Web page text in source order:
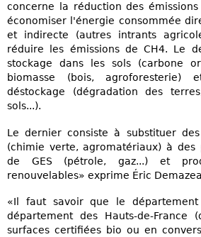
concerne la réduction des émissions
économiser l'énergie consommée
et indirecte (autres intrants
réduire les émissions de CH4. Le
stockage dans les sols (carbone
biomasse (bois,
déstockage (dégradation des
sols...).
Le dernier consiste à substituer
(chimie verte, agromatériaux) à des
de GES (pétrole, gaz...) et
renouvelables» exprime Éric
«Il faut savoir que le
département des Hauts-de-France
surfaces certifiées bio ou en